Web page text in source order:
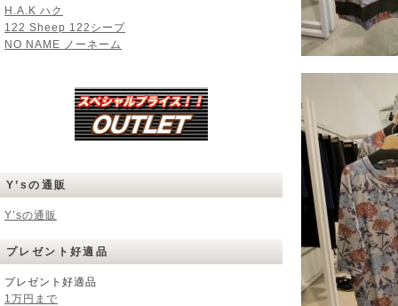
H.A.K ハク
122 Sheep 122シープ
NO NAME ノーネーム
Y’sの通販
Y’sの通販
プレゼント好適品
プレゼント好適品
1万円まで